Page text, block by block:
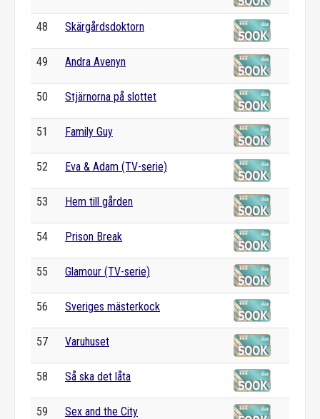
48 Skärgårdsdoktorn
49 Andra Avenyn
50 Stjärnorna på slottet
51 Family Guy
52 Eva & Adam (TV-serie)
53 Hem till gården
54 Prison Break
55 Glamour (TV-serie)
56 Sveriges mästerkock
57 Varuhuset
58 Så ska det låta
59 Sex and the City